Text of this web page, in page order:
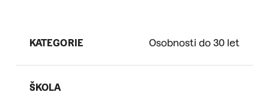
KATEGORIE Osobnosti do 30 let
ŠKOLA